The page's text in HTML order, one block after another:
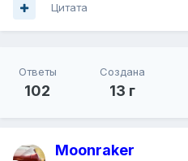
Цитата
Ответы
102
Создана
13 г
Moonraker